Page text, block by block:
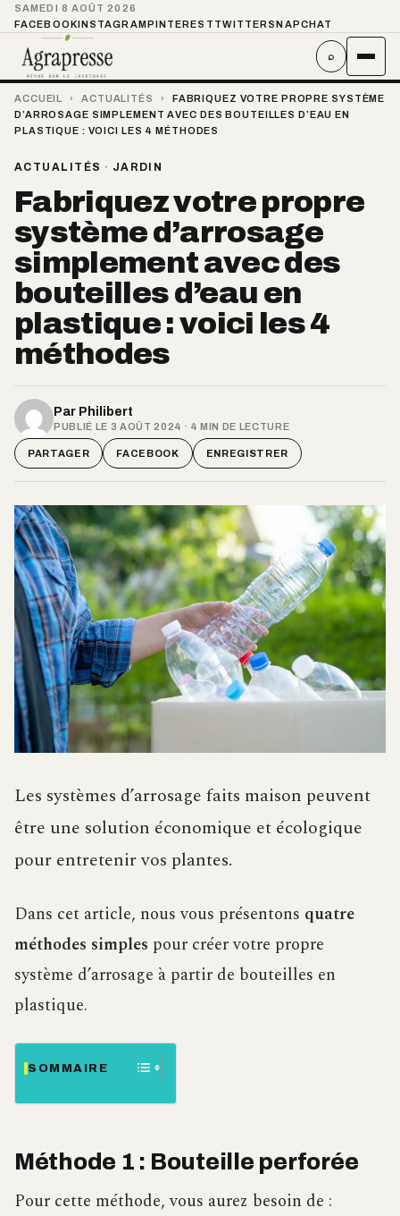
SAMEDI 8 AOÛT 2026
FACEBOOKINSTAGRAMPINTEREST TWITTER SNAPCHAT
⌕
ACCUEIL › ACTUALITÉS ›
FABRIQUEZ VOTRE PROPRE SYSTÈME
D’ARROSAGE SIMPLEMENT AVEC DES BOUTEILLES D’EAU EN
PLASTIQUE : VOICI LES 4 MÉTHODES
ACTUALITÉS · JARDIN
Fabriquez votre propre
système d’arrosage
simplement avec des
bouteilles d’eau en
plastique : voici les 4
méthodes
Par Philibert
PUBLIÉ LE 3 AOÛT 2024 · 4 MIN DE LECTURE
PARTAGER FACEBOOK ENREGISTRER
Les systèmes d’arrosage faits maison peuvent
être une solution économique et écologique
pour entretenir vos plantes.
Dans cet article, nous vous présentons quatre
méthodes simples pour créer votre propre
système d’arrosage à partir de bouteilles en
plastique.
SOMMAIRE
Méthode 1 : Bouteille perforée
Pour cette méthode, vous aurez besoin de :